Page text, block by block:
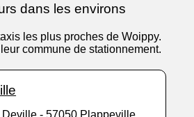
dans les environs
les plus proches de Woippy.
commune de stationnement.